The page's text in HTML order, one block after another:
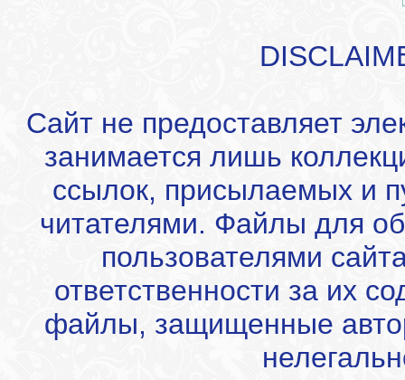
Сайт не предоставляет
занимается лишь
ссылок, присылаемых и
читателями. Файлы для
пользователями
ответственности за их
файлы, защищенные